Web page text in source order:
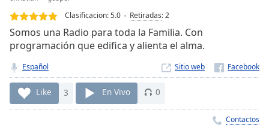
Stream
TypeLIVE
Seek to
live,
currently
behind
liveLIVE
Remaining
Time-
Clasificacion:5.0 Retiradas:2
Somos una Radio para toda la Familia. Con
programación que edifica y alienta el alma.
Español Sitio web
Like 3 En Vivo 0
Contactos